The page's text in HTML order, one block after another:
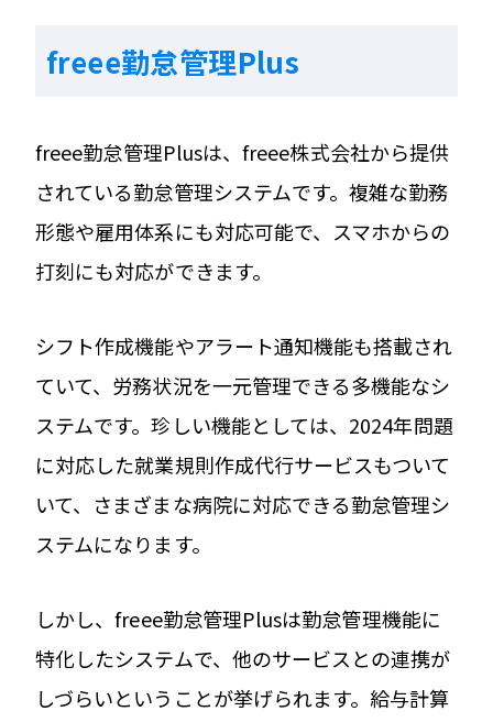
freee勤怠管理Plus
freee勤怠管理Plusは、freee株式会社から提供
されている勤怠管理システムです。複雑な勤務
形態や雇用体系にも対応可能で、スマホからの
打刻にも対応ができます。
シフト作成機能やアラート通知機能も搭載され
ていて、労務状況を一元管理できる多機能なシ
ステムです。珍しい機能としては、2024年問題
に対応した就業規則作成代行サービスもついて
いて、さまざまな病院に対応できる勤怠管理シ
ステムになります。
しかし、freee勤怠管理Plusは勤怠管理機能に
特化したシステムで、他のサービスとの連携が
しづらいということが挙げられます。給与計算